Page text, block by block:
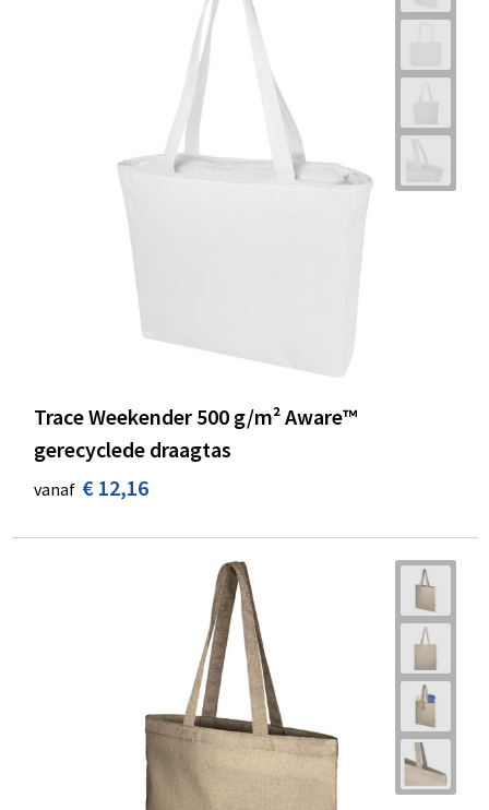
Trace Weekender 500 g/m² Aware™
gerecyclede draagtas
vanaf € 12,16